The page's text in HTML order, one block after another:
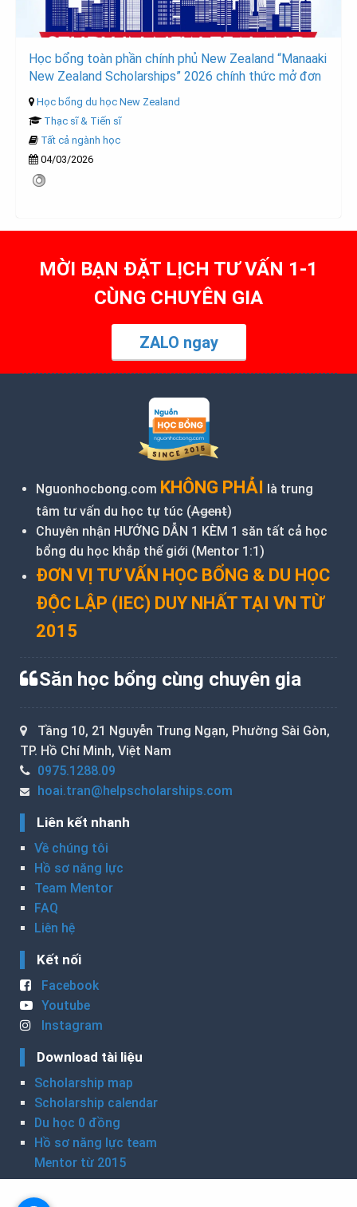
Học bổng toàn phần chính phủ New Zealand “Manaaki
New Zealand Scholarships” 2026 chính thức mở đơn
Học bổng du học New Zealand
Thạc sĩ & Tiến sĩ
Tất cả ngành học
04/03/2026
MỜI BẠN ĐẶT LỊCH TƯ VẤN 1-1
CÙNG CHUYÊN GIA
ZALO ngay
Nguonhocbong.com KHÔNG PHẢI là trung
tâm tư vấn du học tự túc (Agent)
Chuyên nhận HƯỚNG DẪN 1 KÈM 1 săn tất cả học
bổng du học khắp thế giới (Mentor 1:1)
ĐƠN VỊ TƯ VẤN HỌC BỔNG & DU HỌC
ĐỘC LẬP (IEC) DUY NHẤT TẠI VN TỪ
2015
Săn học bổng cùng chuyên gia
Tầng 10, 21 Nguyễn Trung Ngạn, Phường Sài Gòn,
TP. Hồ Chí Minh, Việt Nam
0975.1288.09
hoai.tran@helpscholarships.com
Liên kết nhanh
Về chúng tôi
Hồ sơ năng lực
Team Mentor
FAQ
Liên hệ
Kết nối
Facebook
Youtube
Instagram
Download tài liệu
Scholarship map
Scholarship calendar
Du học 0 đồng
Hồ sơ năng lực team
Mentor từ 2015